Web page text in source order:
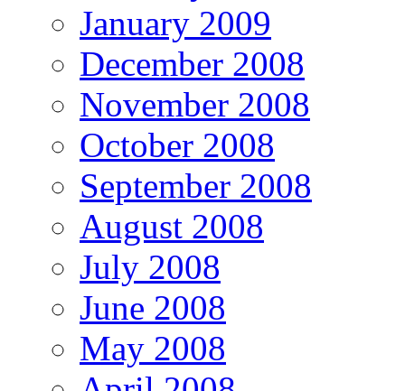
January 2009
December 2008
November 2008
October 2008
September 2008
August 2008
July 2008
June 2008
May 2008